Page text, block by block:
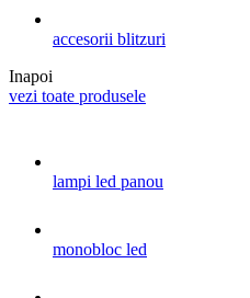
accesorii blitzuri
Inapoi
vezi toate produsele
lampi led panou
monobloc led